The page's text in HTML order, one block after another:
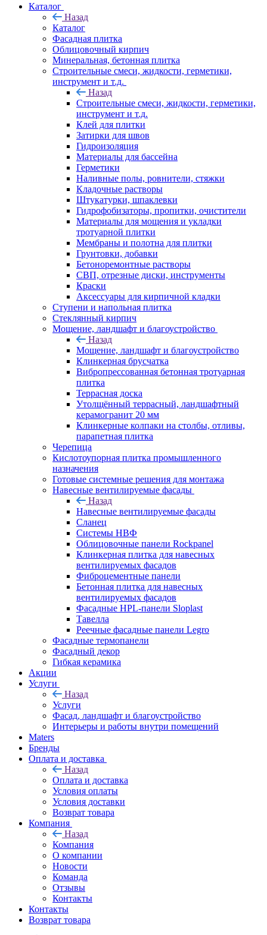
Каталог
Назад
Каталог
Фасадная плитка
Облицовочный кирпич
Минеральная, бетонная плитка
Строительные смеси, жидкости, герметики,
инструмент и т.д.
Назад
Строительные смеси, жидкости, герметики,
инструмент и т.д.
Клей для плитки
Затирки для швов
Гидроизоляция
Материалы для бассейна
Герметики
Наливные полы, ровнители, стяжки
Кладочные растворы
Штукатурки, шпаклевки
Гидрофобизаторы, пропитки, очистители
Материалы для мощения и укладки
тротуарной плитки
Мембраны и полотна для плитки
Грунтовки, добавки
Бетоноремонтные растворы
СВП, отрезные диски, инструменты
Краски
Аксессуары для кирпичной кладки
Ступени и напольная плитка
Cтеклянный кирпич
Мощение, ландшафт и благоустройство
Назад
Мощение, ландшафт и благоустройство
Клинкерная брусчатка
Вибропрессованная бетонная тротуарная
плитка
Террасная доска
Утолщённый террасный, ландшафтный
керамогранит 20 мм
Клинкерные колпаки на столбы, отливы,
парапетная плитка
Черепица
Кислотоупорная плитка промышленного
назначения
Готовые системные решения для монтажа
Навесные вентилируемые фасады
Назад
Навесные вентилируемые фасады
Сланец
Системы НВФ
Облицовочные панели Rockpanel
Клинкерная плитка для навесных
вентилируемых фасадов
Фиброцементные панели
Бетонная плитка для навесных
вентилируемых фасадов
Фасадные HPL-панели Sloplast
Тавелла
Реечные фасадные панели Legro
Фасадные термопанели
Фасадный декор
Гибкая керамика
Акции
Услуги
Назад
Услуги
Фасад, ландшафт и благоустройство
Интерьеры и работы внутри помещений
Maters
Бренды
Оплата и доставка
Назад
Оплата и доставка
Условия оплаты
Условия доставки
Возврат товара
Компания
Назад
Компания
О компании
Новости
Команда
Отзывы
Контакты
Контакты
Возврат товара